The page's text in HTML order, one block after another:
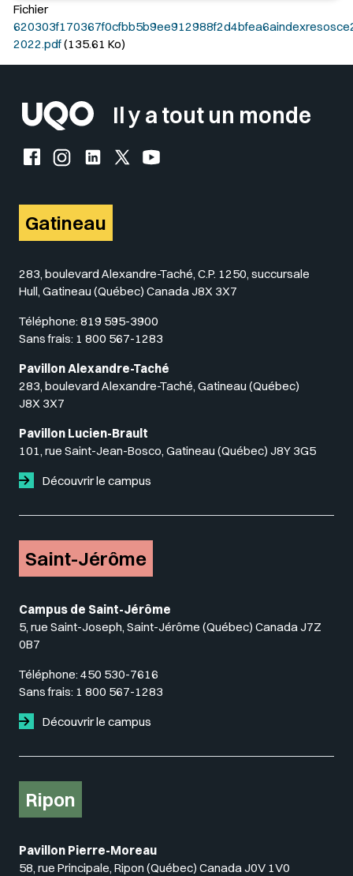
Fichier
2022.pdf(135.61 Ko)
Il y a tout un monde
Facebook de l'UQO
Instagram de l'UQO
LinkedIn de l'UQO
X (Twitter) de l'UQO
YouTube de l'UQO
Gatineau
283, boulevard Alexandre-Taché, C.P. 1250, succursale
Hull, Gatineau (Québec) Canada J8X 3X7
Téléphone: 819 595-3900
Sans frais: 1 800 567-1283
Pavillon Alexandre-Taché
283, boulevard Alexandre-Taché, Gatineau (Québec)
J8X 3X7
Pavillon Lucien-Brault
101, rue Saint-Jean-Bosco, Gatineau (Québec) J8Y 3G5
Découvrir le campus
Saint-Jérôme
Campus de Saint-Jérôme
5, rue Saint-Joseph, Saint-Jérôme (Québec) Canada J7Z
0B7
Téléphone: 450 530-7616
Sans frais: 1 800 567-1283
Découvrir le campus
Ripon
Pavillon Pierre-Moreau
58, rue Principale, Ripon (Québec) Canada J0V 1V0